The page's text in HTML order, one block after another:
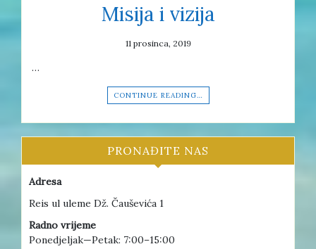
Misija i vizija
11 prosinca, 2019
…
CONTINUE READING…
PRONAĐITE NAS
Adresa
Reis ul uleme Dž. Čauševića 1
Radno vrijeme
Ponedjeljak—Petak: 7:00–15:00